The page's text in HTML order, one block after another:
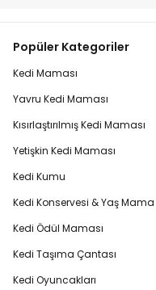
Popüler Kategoriler
Kedi Maması
Yavru Kedi Maması
Kısırlaştırılmış Kedi Maması
Yetişkin Kedi Maması
Kedi Kumu
Kedi Konservesi & Yaş Mama
Kedi Ödül Maması
Kedi Taşıma Çantası
Kedi Oyuncakları